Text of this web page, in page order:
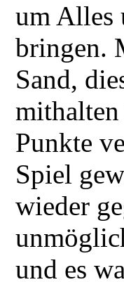
um Alles
bringen.
Sand,
Punkte
Spiel
wieder
und es